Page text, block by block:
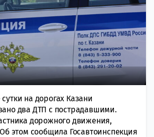
на дорогах Казани
два ДТП с пострадавшими.
дорожного движения,
этом сообщила Госавтоинспекция